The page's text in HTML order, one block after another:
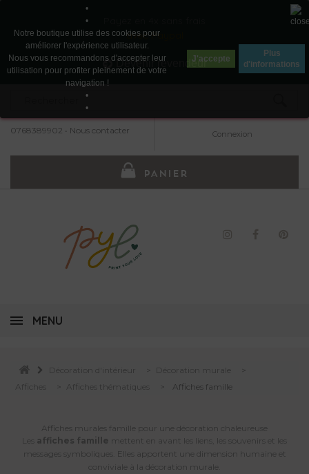
avec Paypal
Devenir revendeur
0768389902 • Nous contacter Connexion
PANIER
•
•
Notre boutique utilise des cookies pour
améliorer l'expérience utilisateur.
Nous vous recommandons d'accepter leur
utilisation pour profiter pleinement de votre
navigation !
•
•
J'accepte
Plus
d'informations
MENU
Décoration d'intérieur Décoration murale
Affiches
Affiches thématiques Affiches famille
Affiches murales famille pour une décoration chaleureuse
Les affiches famille mettent en avant les liens, les souvenirs et les
messages symboliques. Elles apportent une dimension humaine et
conviviale à la décoration murale.